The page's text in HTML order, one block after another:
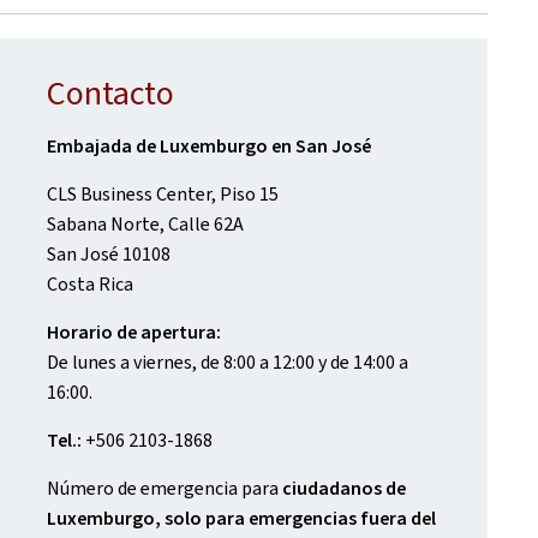
Contacto
Embajada de Luxemburgo en San José
CLS Business Center, Piso 15
Sabana Norte, Calle 62A
San José 10108
Costa Rica
Horario de apertura:
De lunes a viernes, de 8:00 a 12:00 y de 14:00 a
16:00.
Tel.: +506 2103-1868
Número de emergencia para ciudadanos de
Luxemburgo, solo para emergencias fuera del